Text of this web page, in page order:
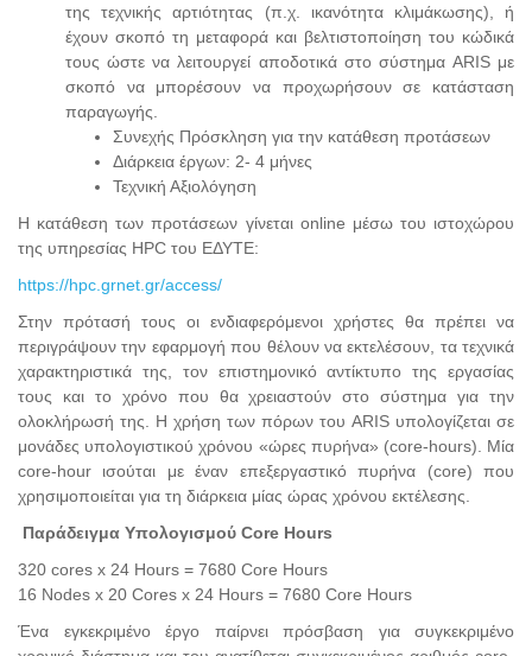
της τεχνικής αρτιότητας (π.χ. ικανότητα κλιμάκωσης), ή
έχουν σκοπό τη μεταφορά και βελτιστοποίηση του κώδικά
τους ώστε να λειτουργεί αποδοτικά στο σύστημα ARIS με
σκοπό να μπορέσουν να προχωρήσουν σε κατάσταση
παραγωγής.
Συνεχής Πρόσκληση για την κατάθεση προτάσεων
Διάρκεια έργων: 2- 4 μήνες
Τεχνική Αξιολόγηση
Η κατάθεση των προτάσεων γίνεται online μέσω του ιστοχώρου
της υπηρεσίας HPC του ΕΔΥΤΕ:
https://hpc.grnet.gr/access/
Στην πρότασή τους οι ενδιαφερόμενοι χρήστες θα πρέπει να
περιγράψουν την εφαρμογή που θέλουν να εκτελέσουν, τα τεχνικά
χαρακτηριστικά της, τον επιστημονικό αντίκτυπο της εργασίας
τους και το χρόνο που θα χρειαστούν στο σύστημα για την
ολοκλήρωσή της. Η χρήση των πόρων του ARIS υπολογίζεται σε
μονάδες υπολογιστικού χρόνου «ώρες πυρήνα» (core-hours). Μία
core-hour ισούται με έναν επεξεργαστικό πυρήνα (core) που
χρησιμοποιείται για τη διάρκεια μίας ώρας χρόνου εκτέλεσης.
Παράδειγμα Υπολογισμού Core Hours
320 cores x 24 Hours = 7680 Core Hours
16 Nodes x 20 Cores x 24 Hours = 7680 Core Hours
Ένα εγκεκριμένο έργο παίρνει πρόσβαση για συγκεκριμένο